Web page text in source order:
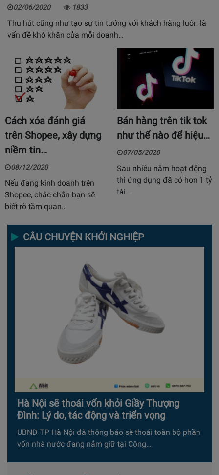
02/06/2020 1833
Thu hút cũng như tạo sự tin tưởng với khách hàng luôn là
vấn đề khó khăn của mỗi doanh…
Cách xóa đánh giá
trên Shopee, xây dựng
niềm tin…
08/12/2020
Nếu đang kinh doanh trên
Shopee, chắc chắn bạn sẽ
biết rõ tầm quan…
Bán hàng trên tik tok
như thế nào để hiệu…
07/05/2020
Sau nhiều năm hoạt động
thì ứng dụng đã có hơn 1 tỷ
tài…
CÂU CHUYỆN KHỞI NGHIỆP
Hà Nội sẽ thoái vốn khỏi Giầy Thượng
Đình: Lý do, tác động và triển vọng
UBND TP Hà Nội đã thông báo sẽ thoái toàn bộ phần
vốn nhà nước đang nắm giữ tại Công…